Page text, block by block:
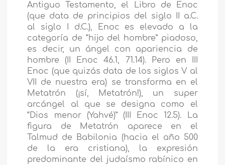
Antiguo Testamento, el Libro de Enoc
(que data de principios del siglo II a.C.
al siglo I d.C.), Enoc es elevado a la
categoría de “hijo del hombre” piadoso,
es decir, un ángel con apariencia de
hombre (II Enoc 46.1, 71.14). Pero en III
Enoc (que quizás data de los siglos V al
VII de nuestra era) se transforma en el
Metatrón (¡sí, Metatrón!), un super
arcángel al que se designa como el
“Dios menor (Yahvé)” (III Enoc 12.5). La
figura de Metatrón aparece en el
Talmud de Babilonia (hacia el año 500
de la era cristiana), la expresión
predominante del judaísmo rabínico en